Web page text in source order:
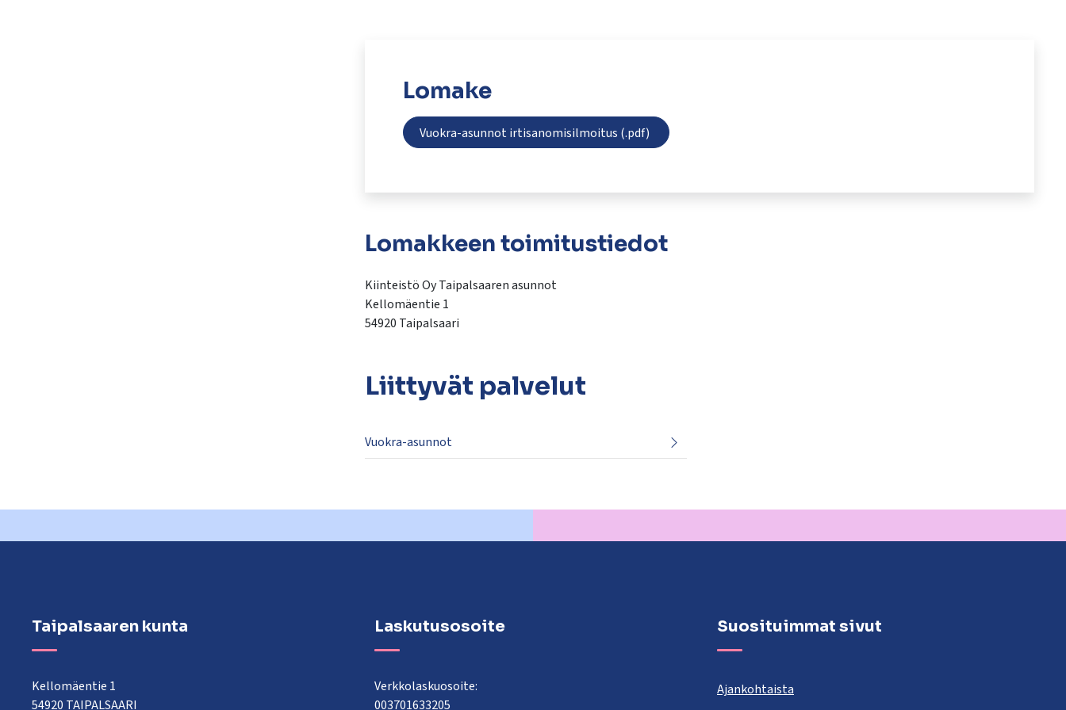
Lomake
Vuokra-asunnot irtisanomisilmoitus (.pdf)
Lomakkeen toimitustiedot
Kiinteistö Oy Taipalsaaren asunnot
Kellomäentie 1
54920 Taipalsaari
Liittyvät palvelut
Vuokra-asunnot
Taipalsaaren kunta
Kellomäentie 1
54920 TAIPALSAARI
Laskutusosoite
Verkkolaskuosoite:
003701633205
Suosituimmat sivut
Ajankohtaista